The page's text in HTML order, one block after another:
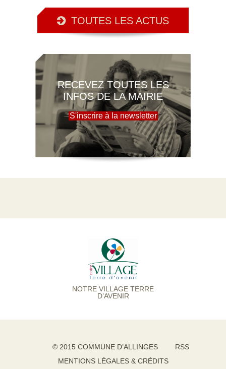
TOUTES LES ACTUS
RECEVEZ TOUTES LES
INFOS DE LA MAIRIE
S'inscrire à la newsletter
NOTRE VILLAGE TERRE
D’AVENIR
© 2015 COMMUNE D’ALLINGES
RSS
MENTIONS LÉGALES & CRÉDITS